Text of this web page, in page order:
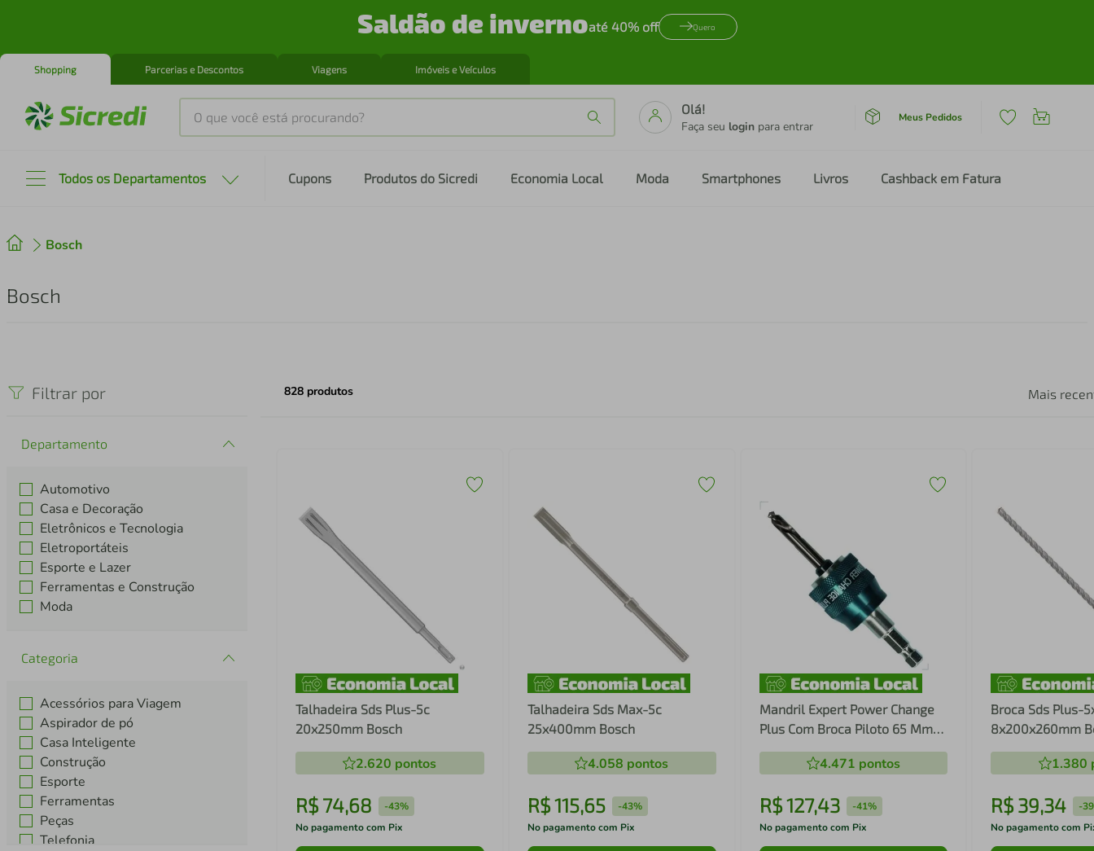
Saldão de invernoaté 40% off Quero
Shopping Parcerias e Descontos Viagens Imóveis e Veículos
O que você está procurando?
Olá!
Faça seu login para entrar
Meus Pedidos
Todos os Departamentos Cupons Produtos do Sicredi Economia Local Moda Smartphones Livros Cashback em Fatura
Bosch
Bosch
Filtrar por
Departamento
Automotivo
Casa e Decoração
Eletrônicos e Tecnologia
Eletroportáteis
Esporte e Lazer
Ferramentas e Construção
Moda
Categoria
Acessórios para Viagem
Aspirador de pó
Casa Inteligente
Construção
Esporte
Ferramentas
Peças
Telefonia
828 produtos Mais
Talhadeira Sds Plus-5c
20x250mm Bosch
2.620 pontos
R$ 74,68 -43%
No pagamento com Pix
Talhadeira Sds Max-5c
25x400mm Bosch
4.058 pontos
R$115,65 -43%
No pagamento com Pix
Mandril Expert Power Change
Plus Com Broca Piloto 65 Mm
Bosch
4.471 pontos
R$127,43 -41%
No pagamento com Pix
Broca Sds Plus-
8x200x260mm
1.380
R$39,34 -
No pagamento com